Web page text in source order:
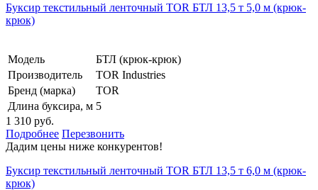
Буксир текстильный ленточный TOR БТЛ 13,5 т 5,0 м (крюк-
крюк)
Модель
БТЛ (крюк-крюк)
Производитель
TOR Industries
Бренд (марка)
TOR
Длина буксира, м 5
1 310 руб.
Подробнее Перезвонить
Дадим цены ниже конкурентов!
Буксир текстильный ленточный TOR БТЛ 13,5 т 6,0 м (крюк-
крюк)